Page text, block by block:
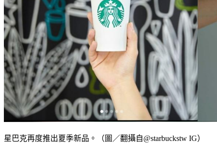
星巴克再度推出夏季新品。（圖／翻攝自@starbuckstw IG）